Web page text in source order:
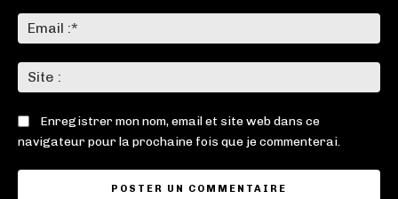
:*
:
Enregistrer mon nom, email et site web dans ce
navigateur pour la prochaine fois que je commenterai.